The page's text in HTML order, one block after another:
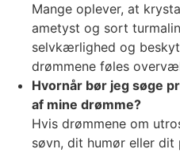
Mange oplever, at
ametyst og sort
selvkærlighed og
drømmene føles
Hvornår bør jeg søge
af mine drømme?
Hvis drømmene om
søvn, dit humør eller